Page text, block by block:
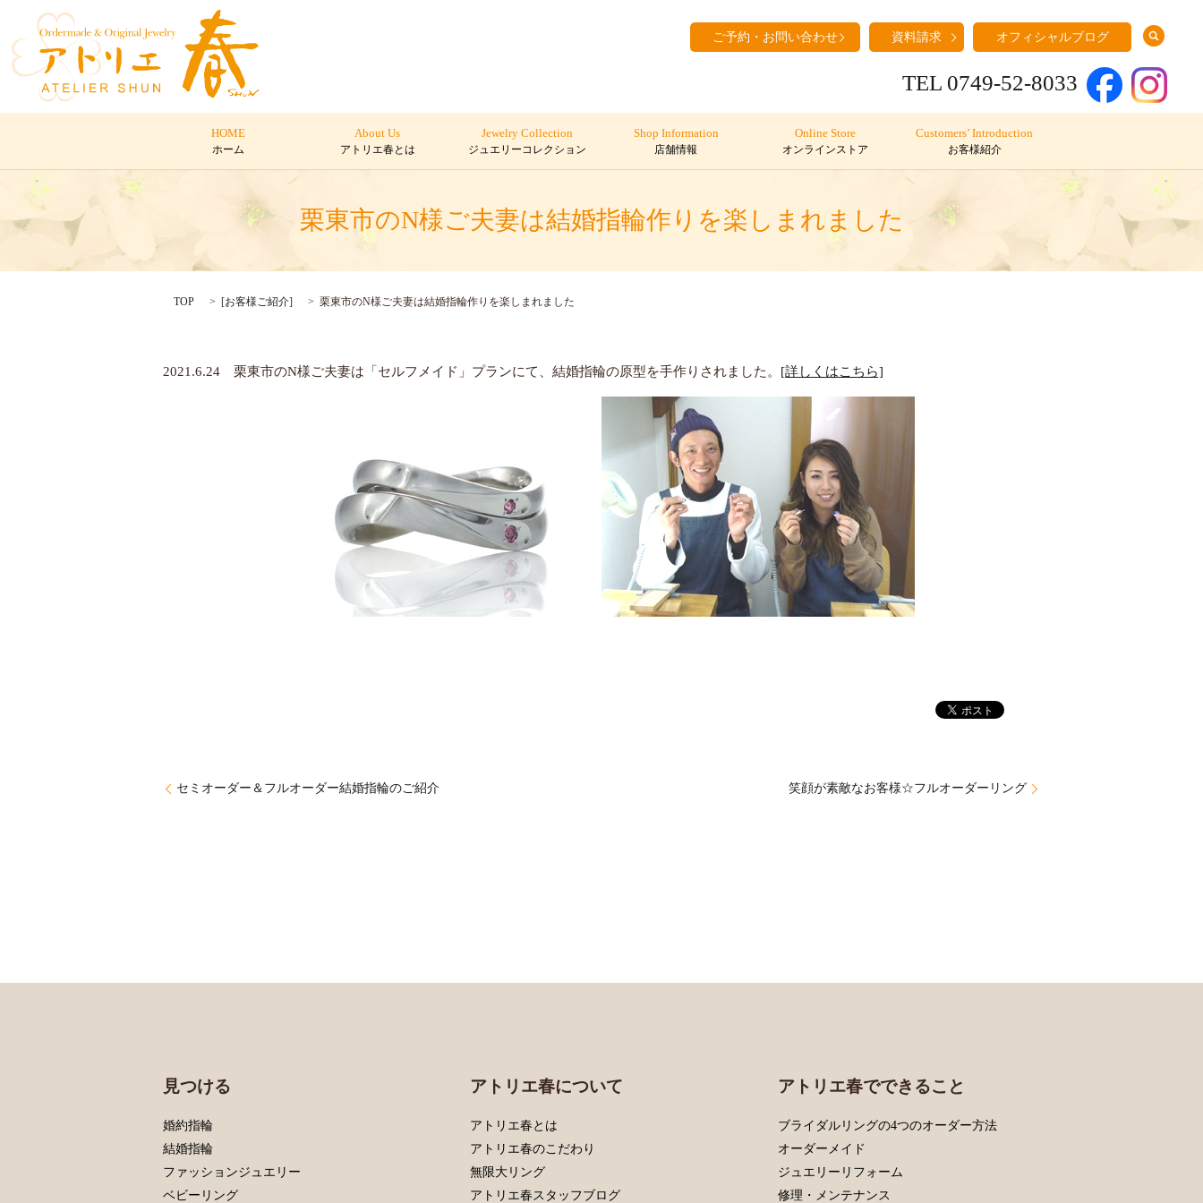
ご予約・お問い合わせ 資料請求 オフィシャルブログ
TEL 0749-52-8033
HOME
ホーム
About Us
アトリエ春とは
Jewelry Collection
ジュエリーコレクション
Shop Information
店舗情報
Online Store
オンラインストア
Customers’ Introduction
お客様紹介
栗東市のN様ご夫妻は結婚指輪作りを楽しまれました
TOP [お客様ご紹介] 栗東市のN様ご夫妻は結婚指輪作りを楽しまれました
2021.6.24 栗東市のN様ご夫妻は「セルフメイド」プランにて、結婚指輪の原型を手作りされました。 [詳しくはこちら]
セミオーダー＆フルオーダー結婚指輪のご紹介 笑顔が素敵なお客様☆フルオーダーリング
見つける
婚約指輪
結婚指輪
ファッションジュエリー
ベビーリング
アトリエ春について
アトリエ春とは
アトリエ春のこだわり
無限大リング
アトリエ春スタッフブログ
アトリエ春でできること
ブライダルリングの4つのオーダー方法
オーダーメイド
ジュエリーリフォーム
修理・メンテナンス